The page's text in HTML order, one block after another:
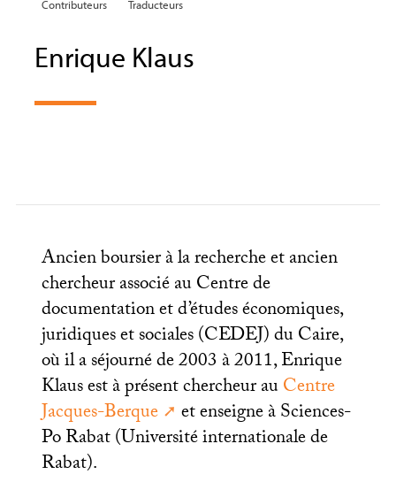
Contributeurs Traducteurs
Enrique Klaus
Ancien boursier à la recherche et ancien
chercheur associé au Centre de
documentation et d’études économiques,
juridiques et sociales (CEDEJ) du Caire,
où il a séjourné de 2003 à 2011, Enrique
Klaus est à présent chercheur auCentre
Jacques-Berque
et enseigne à Sciences-
Po Rabat (Université internationale de
Rabat).